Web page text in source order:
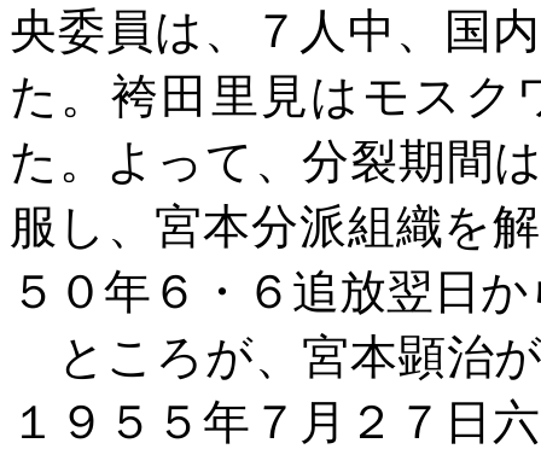
央委員は、７人中、国
た。袴田里見はモスク
た。よって、分裂期間
服し、宮本分派組織を
５０年６・６追放翌日
ところが、宮本顕治
１９５５年７月２７日